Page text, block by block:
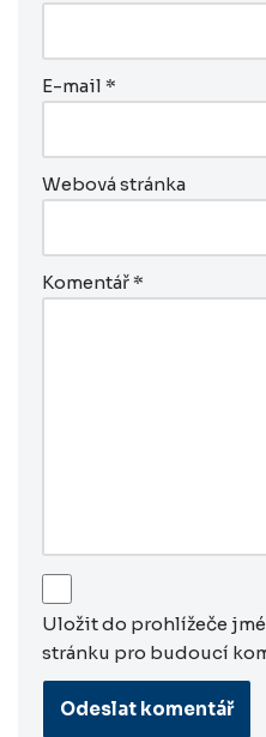
E-mail *
Webová stránka
Komentář *
Uložit do prohlížeče
stránku pro budoucí